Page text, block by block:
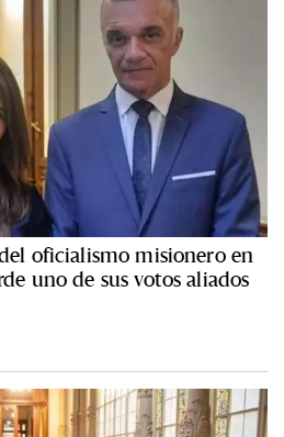
oficialismo misionero en
uno de sus votos aliados